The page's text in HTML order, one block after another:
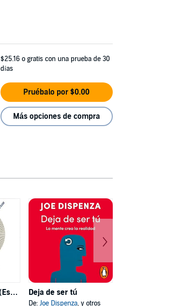
$25.16 o gratis con una prueba de 30
días
Pruébalo por $0.00
Más opciones de compra
Hábitos atómicos (Español neutro) Deja de ser tú
De: Joe Dispenza, y otros